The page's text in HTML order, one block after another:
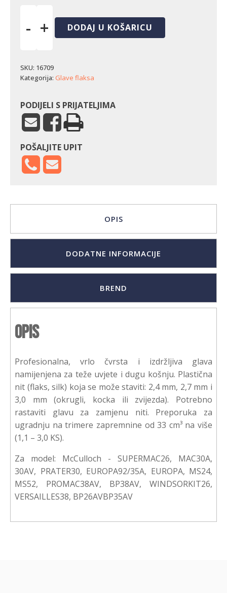
-
univerzalna
M10
količina
+ DODAJ U KOŠARICU
SKU: 16709
Kategorija: Glave flaksa
PODIJELI S PRIJATELJIMA
POŠALJITE UPIT
OPIS
DODATNE INFORMACIJE
BREND
Opis
Profesionalna, vrlo čvrsta i izdržljiva glava
namijenjena za teže uvjete i dugu košnju. Plastična
nit (flaks, silk) koja se može staviti: 2,4 mm, 2,7 mm i
3,0 mm (okrugli, kocka ili zvijezda). Potrebno
rastaviti glavu za zamjenu niti. Preporuka za
ugradnju na trimere zapremnine od 33 cm³ na više
(1,1 – 3,0 KS).
Za model: McCulloch - SUPERMAC26, MAC30A,
30AV, PRATER30, EUROPA92/35A, EUROPA, MS24,
MS52, PROMAC38AV, BP38AV, WINDSORKIT26,
VERSAILLES38, BP26AVBP35AV